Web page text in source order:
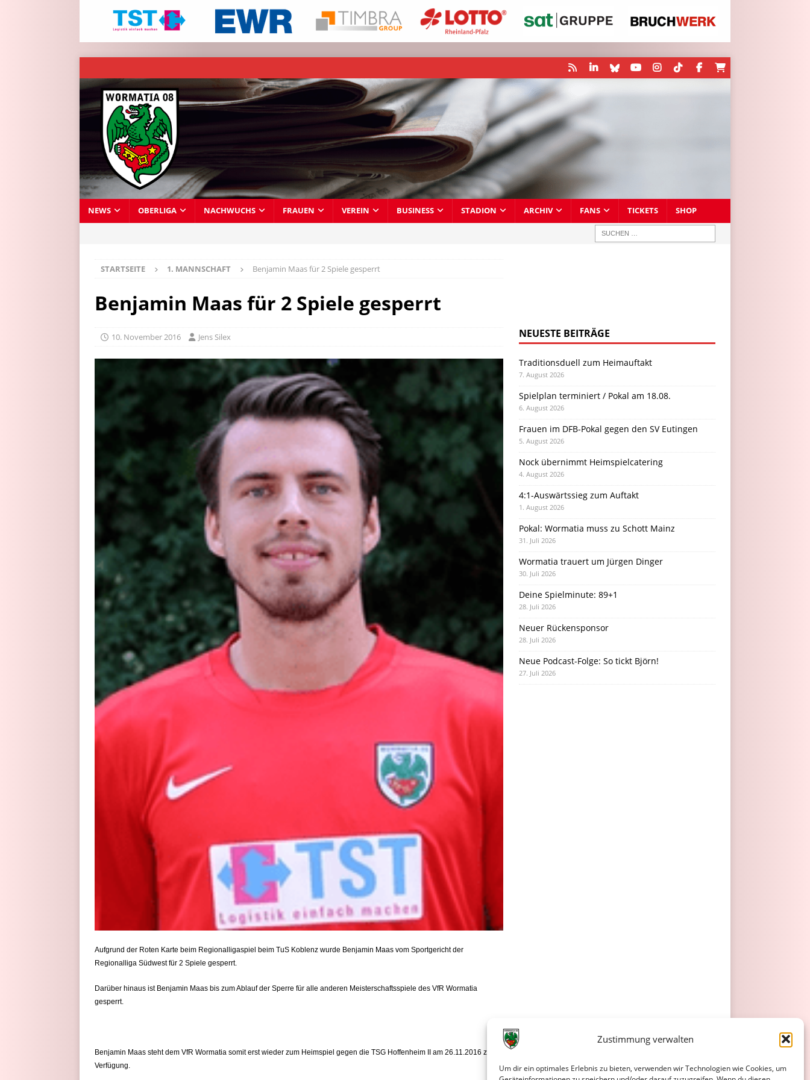
Zustimmung verwalten
Um dir ein optimales Erlebnis zu bieten, verwenden wir Technologien wie Cookies, um
NEWS OBERLIGA NACHWUCHS FRAUEN VEREIN BUSINESS STADION ARCHIV FANS TICKETS SHOP
STARTSEITE 1. MANNSCHAFT Benjamin Maas für 2 Spiele gesperrt
Benjamin Maas für 2 Spiele gesperrt
10. November 2016 Jens Silex
Aufgrund der Roten Karte beim Regionalligaspiel beim TuS Koblenz wurde Benjamin Maas vom Sportgericht der
Regionalliga Südwest für 2 Spiele gesperrt.
Darüber hinaus ist Benjamin Maas bis zum Ablauf der Sperre für alle anderen Meisterschaftsspiele des VfR Wormatia
gesperrt.
Benjamin Maas steht dem VfR Wormatia somit erst wieder zum Heimspiel gegen die TSG Hoffenheim II am 26.11.2016 zur
Verfügung.
NEUESTE BEITRÄGE
Traditionsduell zum Heimauftakt
7. August 2026
Spielplan terminiert / Pokal am 18.08.
6. August 2026
Frauen im DFB-Pokal gegen den SV Eutingen
5. August 2026
Nock übernimmt Heimspielcatering
4. August 2026
4:1-Auswärtssieg zum Auftakt
1. August 2026
Pokal: Wormatia muss zu Schott Mainz
31. Juli 2026
Wormatia trauert um Jürgen Dinger
30. Juli 2026
Deine Spielminute: 89+1
28. Juli 2026
Neuer Rückensponsor
28. Juli 2026
Neue Podcast-Folge: So tickt Björn!
27. Juli 2026